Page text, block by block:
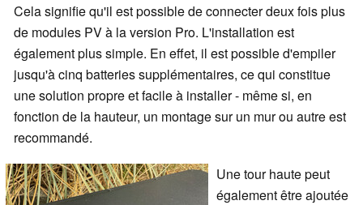
Cela signifie qu'il est possible de connecter deux fois plus
de modules PV à la version Pro. L'installation est
également plus simple. En effet, il est possible d'empiler
jusqu'à cinq batteries supplémentaires, ce qui constitue
une solution propre et facile à installer - même si, en
fonction de la hauteur, un montage sur un mur ou autre est
recommandé.
Une tour haute peut
également être ajoutée